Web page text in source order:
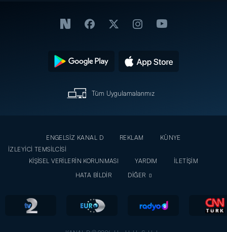
Tüm Uygulamalarımız
ENGELSİZ KANAL D REKLAM
KÜNYE
İZLEYİCİ TEMSİLCİSİ
KİŞİSEL VERİLERİN KORUNMASI
YARDIM
İLETİŞİM
HATA BİLDİR
DİĞER